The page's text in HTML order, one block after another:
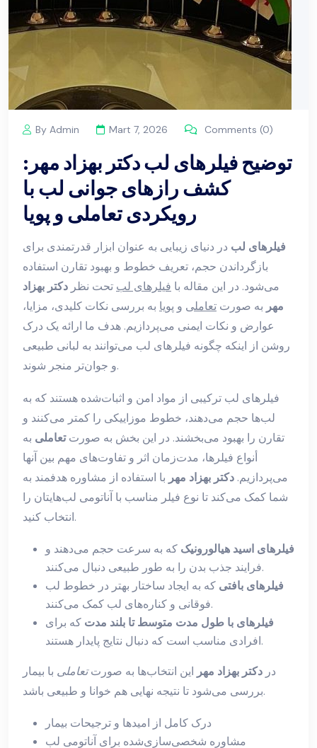
By Admin Mart 7, 2026 Comments (0)
توضیح فیلرهای لب دکتر بهزاد مهر:
کشف رازهای جوانی لب با
رویکردی تعاملی و پویا
فیلرهای لب در دنیای زیبایی به عنوان ابزار قدرتمندی برای
بازگرداندن حجم، تعریف خطوط و بهبود تقارن استفاده
می‌شود. در این مقاله با فیلرهای لب تحت نظر دکتر بهزاد
مهر به صورت تعاملی و پویا به بررسی نکات کلیدی، مزایا،
عوارض و نکات ایمنی می‌پردازیم. هدف ما ارائه یک درک
روشن از اینکه چگونه فیلرهای لب می‌توانند به لبانی طبیعی
و جوان‌تر منجر شوند.
فیلرهای لب ترکیبی از مواد امن و اثبات‌شده هستند که به
لب‌ها حجم می‌دهند، خطوط موزاییکی را کمتر می‌کنند و
تقارن را بهبود می‌بخشند. در این بخش به صورتتعاملی به
أنواع فیلرها، مدت‌زمان اثر و تفاوت‌های مهم بین آنها
می‌پردازیم. دکتر بهزاد مهر با استفاده از مشاوره هدفمند به
شما کمک می‌کند تا نوع فیلر مناسب با آناتومی لب‌هایتان را
انتخاب کنید.
فیلرهای اسید هیالورونیک که به سرعت حجم می‌دهند و
فرایند جذب بدن را به طور طبیعی دنبال می‌کنند.
فیلرهای بافتی که به ایجاد ساختار بهتر در خطوط لب
فوقانی و کناره‌های لب کمک می‌کنند.
فیلرهای با طول مدت متوسط تا بلند مدت که برای
افرادی مناسب است که دنبال نتایج پایدار هستند.
در دکتر بهزاد مهر این انتخاب‌ها به صورتتعاملی با بیمار
بررسی می‌شود تا نتیجه نهایی هم خوانا و طبیعی باشد.
درک کامل از امیدها و ترجیحات بیمار
مشاوره شخصی‌سازی‌شده برای آناتومی لب